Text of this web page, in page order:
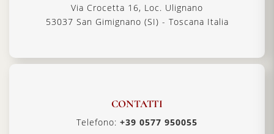
Via Crocetta 16, Loc. Ulignano
53037 San Gimignano (SI) - Toscana Italia
CONTATTI
Telefono: +39 0577 950055